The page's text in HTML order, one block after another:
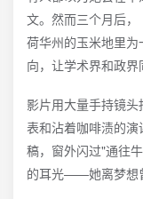
文。然而三个月后
荷华州的玉米地里
向，让学术界和政界
影片用大量手持镜
表和沾着咖啡渍的
稿，窗外闪过"通往
的耳光——她离梦想